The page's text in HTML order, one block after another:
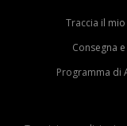
Traccia il
Consegna e
Programma di